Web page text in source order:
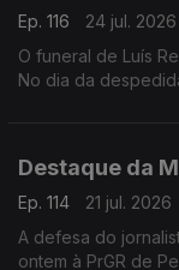
Ep. 116
24 jul. 2026
O funeral de Luís
No dia da
Destaque da
Ep. 114
21 jul. 2026
A defesa do
ontem à PrGR de Pemba, um requerimento formal em que